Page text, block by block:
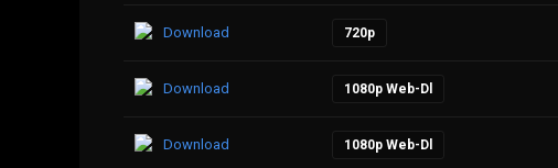
Download 720p
Download 1080p Web-Dl
Download 1080p Web-Dl